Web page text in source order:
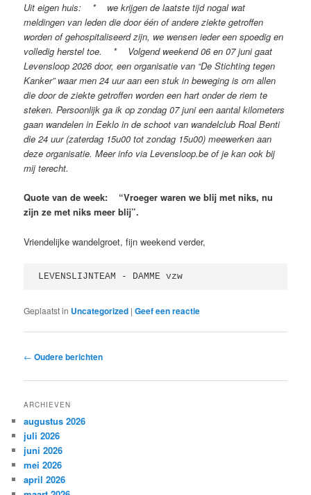
Uit eigen huis: * we krijgen de laatste tijd nogal wat
meldingen van leden die door één of andere ziekte getroffen
worden of gehospitaliseerd zijn, we wensen ieder een spoedig en
volledig herstel toe. * Volgend weekend 06 en 07 juni gaat
Levensloop 2026 door, een organisatie van “De Stichting tegen
Kanker” waar men 24 uur aan een stuk in beweging is om allen
die door de ziekte getroffen worden een hart onder de riem te
steken. Persoonlijk ga ik op zondag 07 juni een aantal kilometers
gaan wandelen in Eeklo in de schoot van wandelclub Roal Benti
die 24 uur (zaterdag 15u00 tot zondag 15u00) meewerken aan
deze organisatie. Meer info via Levensloop.be of je kan ook bij
mij terecht.
Quote van de week: “Vroeger waren we blij met niks, nu
zijn ze met niks meer blij”.
Vriendelijke wandelgroet, fijn weekend verder,
LEVENSLIJNTEAM - DAMME vzw
Geplaatst in Uncategorized |Geef een reactie
Bericht
← Oudere berichten
ARCHIEVEN
augustus 2026
juli 2026
juni 2026
mei 2026
april 2026